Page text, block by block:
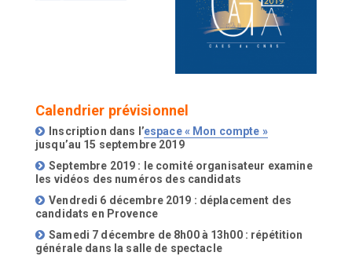
Calendrier prévisionnel
Inscription dans l’espace « Mon compte »
jusqu’au 15 septembre 2019
Septembre 2019 : le comité organisateur examine
les vidéos des numéros des candidats
Vendredi 6 décembre 2019 : déplacement des
candidats en Provence
Samedi 7 décembre de 8h00 à 13h00 : répétition
générale dans la salle de spectacle